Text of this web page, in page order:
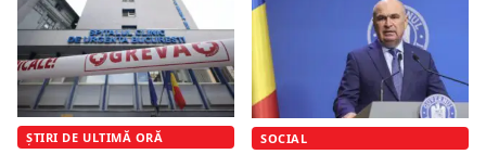
ȘTIRI DE ULTIMĂ ORĂ SOCIAL